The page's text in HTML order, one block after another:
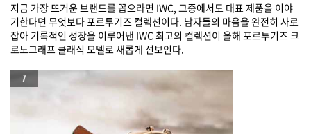
지금 가장 뜨거운 브랜드를 꼽으라면 IWC, 그중에서도 대표 제품을 이야
기한다면 무엇보다 포르투기즈 컬렉션이다. 남자들의 마음을 완전히 사로
잡아 기록적인 성장을 이루어낸 IWC 최고의 컬렉션이 올해 포르투기즈 크
로노그래프 클래식 모델로 새롭게 선보인다.
1